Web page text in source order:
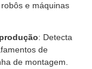
e máquinas
: Detecta
de
de montagem.